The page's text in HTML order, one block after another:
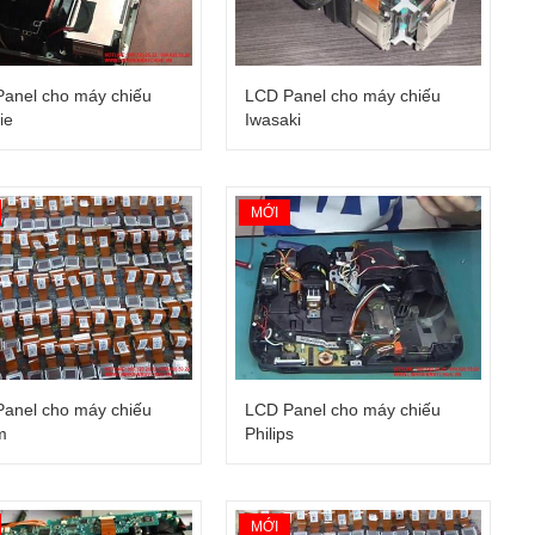
cho máy chiếu
LCD Panel cho máy chiếu
Iwasaki
cho máy chiếu
MỚI
LCD Panel cho máy chiếu
Philips
MỚI
Bánh xe màu máy chiếu Sharp
Giá: Liên hệ
Chíp DMD máy chiếu Plus
Giá: Liên hệ
Chíp DMD máy chiếu Nec
Giá: Liên hệ